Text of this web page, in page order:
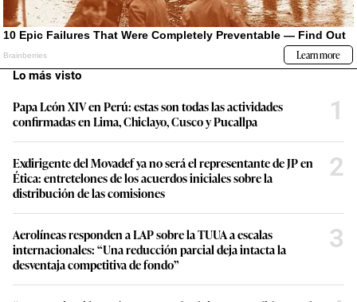
Lo más visto
Papa León XIV en Perú: estas son todas las actividades
confirmadas en Lima, Chiclayo, Cusco y Pucallpa
1
Exdirigente del Movadef ya no será el representante de JP en
Ética: entretelones de los acuerdos iniciales sobre la
distribución de las comisiones
2
Aerolíneas responden a LAP sobre la TUUA a escalas
internacionales: “Una reducción parcial deja intacta la
desventaja competitiva de fondo”
3